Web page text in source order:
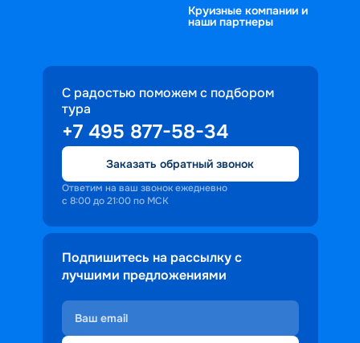
Круизные компании и
наши партнеры
С радостью поможем с подбором
тура
+7 495 877-58-34
Заказать обратный звонок
Ответим на ваш звонок ежедневно
с 8:00 до 21:00 по МСК
Подпишитесь на рассылку с
лучшими предложениями